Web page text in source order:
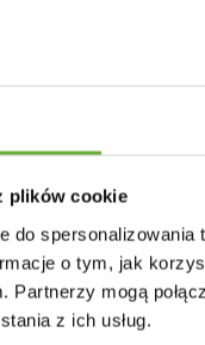
plików cookie
do
o tym, jak
Partnerzy mogą
z ich usług.
oparcia 50 cm